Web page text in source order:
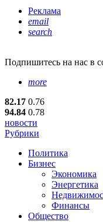
Реклама
email
search
Подпишитесь на нас в
more
82.17 0.76
94.84 0.78
новости
Рубрики
Политика
Бизнес
Экономика
Энергетика
Финансы
Общество